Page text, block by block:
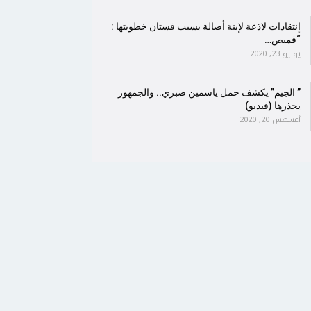
إنتقادات لاذعة لإبنة أصالة بسبب فستان خطوبتها :
“قميص…
يوليو 23, 2020
” الجيم” يكشف حمل ياسمين صبري.. والجمهور
يحذرها (فيديو)
أغسطس 20, 2020